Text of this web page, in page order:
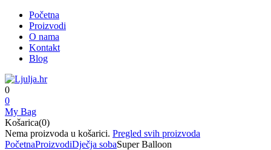
Početna
Proizvodi
O nama
Kontakt
Blog
0
0
My Bag
Košarica(0)
Nema proizvoda u košarici. Pregled svih proizvoda
PočetnaProizvodiDječja sobaSuper Balloon